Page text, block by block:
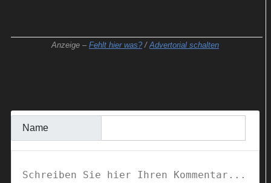
Anzeige – Fehlt hier was? /Advertorial schalten
Name